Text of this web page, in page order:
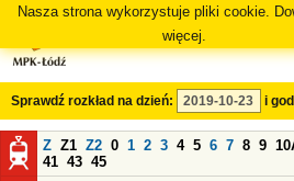
Nasza strona wykorzystuje pliki cookie.
więcej.
Sprawdź rozkład na dzień: i
Z Z1 Z2 0 1 2 3 4 5 6 7 8 9
41 43 45